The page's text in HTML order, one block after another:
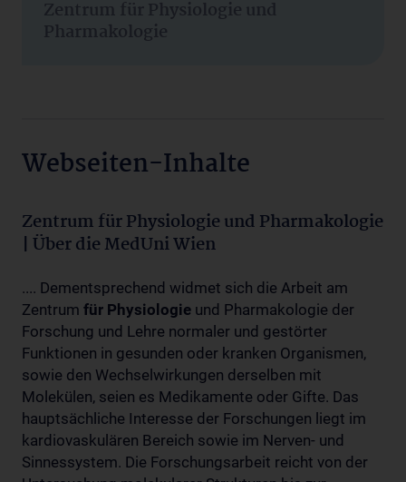
Zentrum für Physiologie und
Pharmakologie
Webseiten-Inhalte
Zentrum für Physiologie und Pharmakologie
| Über die MedUni Wien
.... Dementsprechend widmet sich die Arbeit am
Zentrum für Physiologie und Pharmakologie der
Forschung und Lehre normaler und gestörter
Funktionen in gesunden oder kranken Organismen,
sowie den Wechselwirkungen derselben mit
Molekülen, seien es Medikamente oder Gifte. Das
hauptsächliche Interesse der Forschungen liegt im
kardiovaskulären Bereich sowie im Nerven- und
Sinnessystem. Die Forschungsarbeit reicht von der